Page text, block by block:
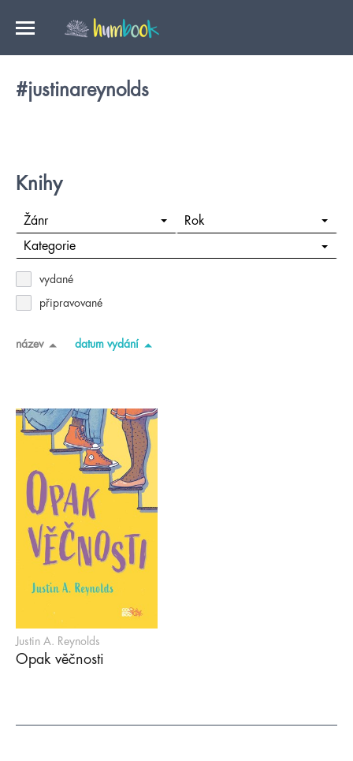
#justinareynolds
Knihy
Žánr Rok
Kategorie
vydané
připravované
název datum vydání
Justin A. Reynolds
Opak věčnosti